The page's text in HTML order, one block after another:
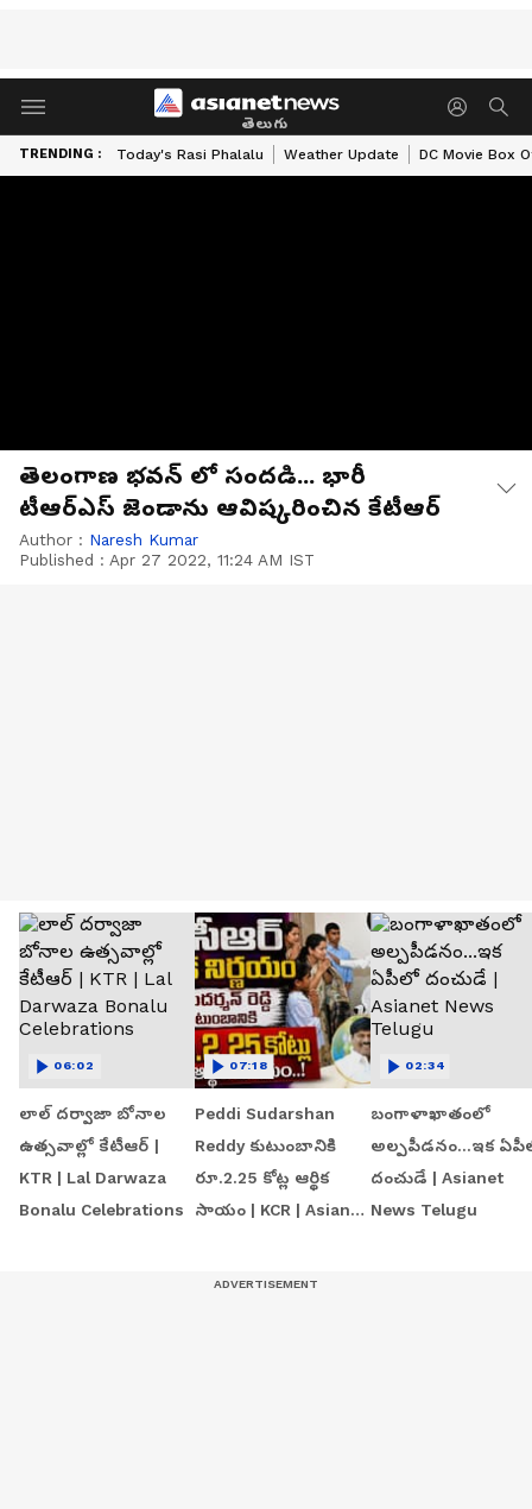
తెలుగు
TRENDING : Today's Rasi Phalalu Weather Update DC Movie Box
తెలంగాణ భవన్ లో సందడి... భారీ
టీఆర్ఎస్ జెండాను ఆవిష్కరించిన కేటీఆర్
Author : Naresh Kumar
Published : Apr 27 2022, 11:24 AM IST
లాల్ దర్వాజా బోనాల
ఉత్సవాల్లో కేటీఆర్ |
KTR | Lal Darwaza
Bonalu Celebrations
06:02
Peddi Sudarshan
Reddy కుటుంబానికి
రూ.2.25 కోట్ల ఆర్థిక
సాయం | KCR | Asianet
07:18
బంగాళాఖాతంలో
అల్పపీడనం...ఇక
దంచుడే | Asianet
News Telugu
02:34